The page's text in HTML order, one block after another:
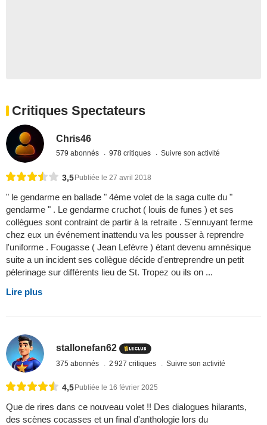
Critiques Spectateurs
Chris46
579 abonnés 978 critiques Suivre son activité
3,5 Publiée le 27 avril 2018
" le gendarme en ballade " 4ème volet de la saga culte du "
gendarme " . Le gendarme cruchot ( louis de funes ) et ses
collègues sont contraint de partir à la retraite . S'ennuyant ferme
chez eux un événement inattendu va les pousser à reprendre
l'uniforme . Fougasse ( Jean Lefèvre ) étant devenu amnésique
suite a un incident ses collègue décide d'entreprendre un petit
pèlerinage sur différents lieu de St. Tropez ou ils on ...
Lire plus
stallonefan62
375 abonnés 2 927 critiques Suivre son activité
4,5 Publiée le 16 février 2025
Que de rires dans ce nouveau volet !! Des dialogues hilarants,
des scènes cocasses et un final d'anthologie lors du